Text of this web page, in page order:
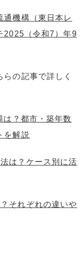
通機構（東日本レ
2025（令和7）年9
の記事で詳しく
は？都市・築年数
を解説
は？ケース別に活
それぞれの違いや